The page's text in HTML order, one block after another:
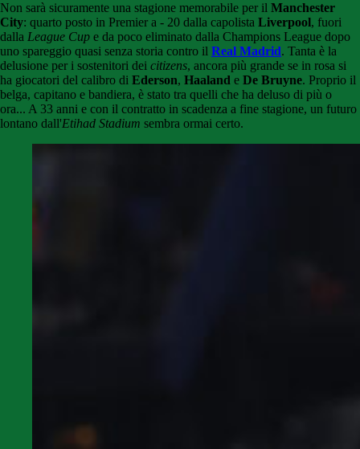
Non sarà sicuramente una stagione memorabile per il Manchester
City: quarto posto in Premier a - 20 dalla capolista Liverpool, fuori
dalla League Cup e da poco eliminato dalla Champions League dopo
uno spareggio quasi senza storia contro il Real Madrid. Tanta è la
delusione per i sostenitori dei citizens, ancora più grande se in rosa si
ha giocatori del calibro di Ederson, Haaland e De Bruyne. Proprio il
belga, capitano e bandiera, è stato tra quelli che ha deluso di più o
ora... A 33 anni e con il contratto in scadenza a fine stagione, un futuro
lontano dall'Etihad Stadium sembra ormai certo.